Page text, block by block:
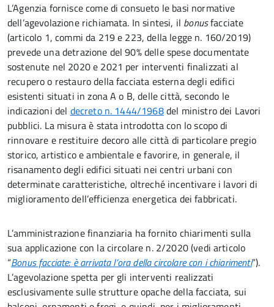
L’Agenzia fornisce come di consueto le basi normative
dell’agevolazione richiamata. In sintesi, il bonusfacciate
(articolo 1, commi da 219 e 223, della legge n. 160/2019)
prevede una detrazione del 90% delle spese documentate
sostenute nel 2020 e 2021 per interventi finalizzati al
recupero o restauro della facciata esterna degli edifici
esistenti situati in zona A o B, delle città, secondo le
indicazioni del decreto n. 1444/1968del ministro dei Lavori
pubblici. La misura è stata introdotta con lo scopo di
rinnovare e restituire decoro alle città di particolare pregio
storico, artistico e ambientale e favorire, in generale, il
risanamentodegli edifici situati nei centri urbani con
determinate caratteristiche, oltreché incentivare i lavori di
miglioramento dell’efficienza energetica dei fabbricati.
L’amministrazione finanziaria ha fornito chiarimenti sulla
sua applicazione con la circolare n. 2/2020 (vedi articolo
“Bonus facciate: è arrivata l’ora della circolare con i chiarimenti”).
L’agevolazione spetta per gli interventi realizzati
esclusivamente sulle strutture opache della facciata, sui